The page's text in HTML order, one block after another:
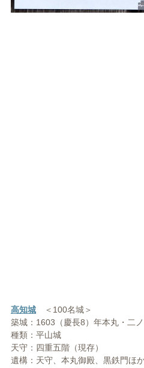
高知城＜100名城＞
築城：1603（慶長8）年本丸・二
種類：平山城
天守：四重五階（現存）
遺構：天守、本丸御殿、黒鉄門ほ